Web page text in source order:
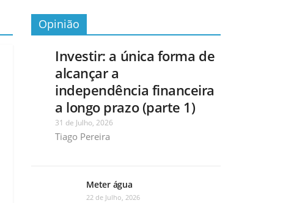
Opinião
Investir: a única forma de
alcançar a
independência financeira
a longo prazo (parte 1)
31 de Julho, 2026
Tiago Pereira
Meter água
22 de Julho, 2026